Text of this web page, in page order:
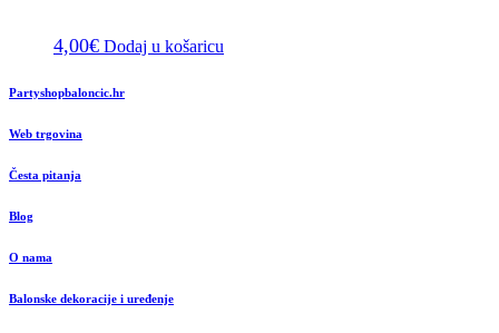
4,00€ Dodaj u košaricu
Partyshopbaloncic.hr
Web trgovina
Česta pitanja
Blog
O nama
Balonske dekoracije i uređenje